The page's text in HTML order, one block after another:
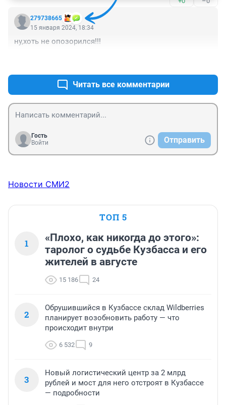
279738665
15 января 2024, 18:34
ну,хоть не опозорился!!!
Читать все комментарии
Гость
Войти
Отправить
Новости СМИ2
ТОП 5
1
«Плохо, как никогда до этого»:
таролог о судьбе Кузбасса и его
жителей в августе
15 186 24
2
Обрушившийся в Кузбассе склад Wildberries
планирует возобновить работу — что
происходит внутри
6 532 9
3
Новый логистический центр за 2 млрд
рублей и мост для него отстроят в Кузбассе
— подробности